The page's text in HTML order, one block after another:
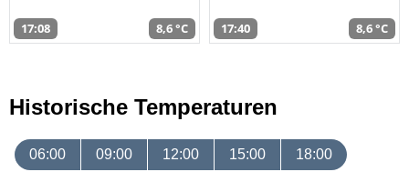
17:08 8,6 °C 17:40 8,6 °C
Historische Temperaturen
06:00 09:00 12:00 15:00 18:00